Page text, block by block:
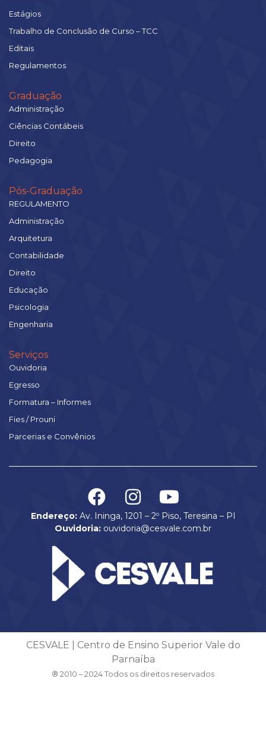
Estágios
Trabalho de Conclusão de Curso – TCC
Editais
Regulamentos
Graduação
Administração
Ciências Contábeis
Direito
Pedagogia
Pós-Graduação
REGULAMENTO
Administração
Arquitetura
Contabilidade
Direito
Educação
Psicologia
Engenharia
Serviços
Ouvidoria
Egresso
Formatura – Informes
Fies / Prouni
Parcerias e Convênios
Endereço:Av. Ininga, 1201 – 2º Piso, Teresina – PI
Ouvidoria: ouvidoria@cesvale.com.br
CESVALE | Centro de Ensino Superior Vale do
Parnaíba
® 2010 – 2024 Todos os direitos reservados